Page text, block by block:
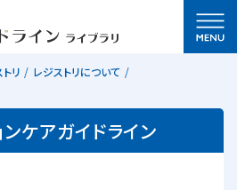
リ
レジストリについて
ケアガイドライン